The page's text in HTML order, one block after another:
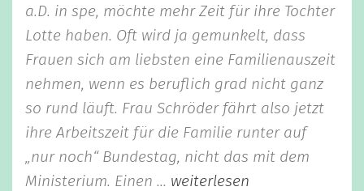
a.D. in spe, möchte mehr Zeit für ihre Tochter
Lotte haben. Oft wird ja gemunkelt, dass
Frauen sich am liebsten eine Familienauszeit
nehmen, wenn es beruflich grad nicht ganz
so rund läuft. Frau Schröder fährt also jetzt
ihre Arbeitszeit für die Familie runter auf
„nur noch“ Bundestag, nicht das mit dem
Ministerium. Einen ... weiterlesen